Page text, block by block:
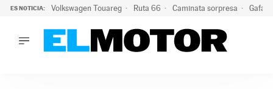
ES NOTICIA: Volkswagen Touareg Ruta 66 Caminata sorpresa Gafas